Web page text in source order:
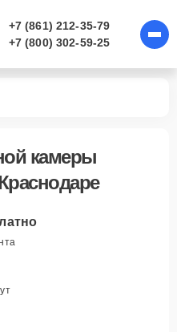
+7 (861) 212-35-79
+7 (800) 302-59-25
камеры